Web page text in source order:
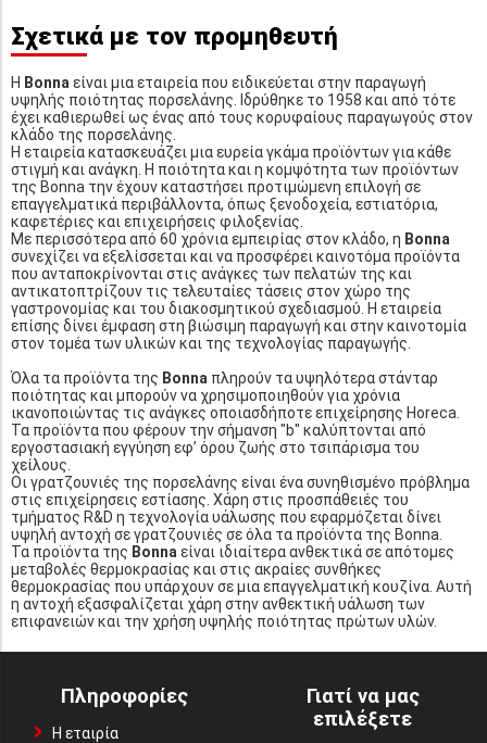
Σχετικά με τον προμηθευτή
Η Bonna είναι μια εταιρεία που ειδικεύεται στην παραγωγή
υψηλής ποιότητας πορσελάνης. Ιδρύθηκε το 1958 και από τότε
έχει καθιερωθεί ως ένας από τους κορυφαίους παραγωγούς στον
κλάδο της πορσελάνης.
Η εταιρεία κατασκευάζει μια ευρεία γκάμα προϊόντων για κάθε
στιγμή και ανάγκη. Η ποιότητα και η κομψότητα των προϊόντων
της Bonna την έχουν καταστήσει προτιμώμενη επιλογή σε
επαγγελματικά περιβάλλοντα, όπως ξενοδοχεία, εστιατόρια,
καφετέριες και επιχειρήσεις φιλοξενίας.
Με περισσότερα από 60 χρόνια εμπειρίας στον κλάδο, η Bonna
συνεχίζει να εξελίσσεται και να προσφέρει καινοτόμα προϊόντα
που ανταποκρίνονται στις ανάγκες των πελατών της και
αντικατοπτρίζουν τις τελευταίες τάσεις στον χώρο της
γαστρονομίας και του διακοσμητικού σχεδιασμού. Η εταιρεία
επίσης δίνει έμφαση στη βιώσιμη παραγωγή και στην καινοτομία
στον τομέα των υλικών και της τεχνολογίας παραγωγής.
Όλα τα προϊόντα της Bonna πληρούν τα υψηλότερα στάνταρ
ποιότητας και μπορούν να χρησιμοποιηθούν για χρόνια
ικανοποιώντας τις ανάγκες οποιασδήποτε επιχείρησης Horeca.
Τα προϊόντα που φέρουν την σήμανση "b" καλύπτονται από
εργοστασιακή εγγύηση εφ’ όρου ζωής στο τσιπάρισμα του
χείλους.
Οι γρατζουνιές της πορσελάνης είναι ένα συνηθισμένο πρόβλημα
στις επιχείρησεις εστίασης. Χάρη στις προσπάθειές του
τμήματος R&D η τεχνολογία υάλωσης που εφαρμόζεται δίνει
υψηλή αντοχή σε γρατζουνιές σε όλα τα προϊόντα της Bonna.
Τα προϊόντα της Bonna είναι ιδιαίτερα ανθεκτικά σε απότομες
μεταβολές θερμοκρασίας και στις ακραίες συνθήκες
θερμοκρασίας που υπάρχουν σε μια επαγγελματική κουζίνα. Αυτή
η αντοχή εξασφαλίζεται χάρη στην ανθεκτική υάλωση των
επιφανειών και την χρήση υψηλής ποιότητας πρώτων υλών.
Πληροφορίες
Η εταιρία
Γιατί να μας
επιλέξετε